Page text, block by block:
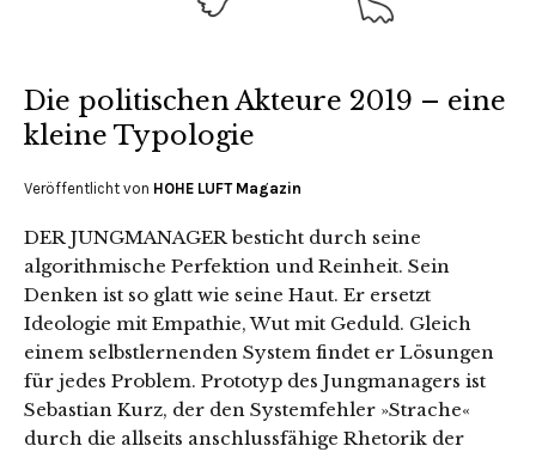
Die politischen Akteure 2019 – eine
kleine Typologie
Veröffentlicht von HOHE LUFT Magazin
DER JUNGMANAGER besticht durch seine
algorithmische Perfektion und Reinheit. Sein
Denken ist so glatt wie seine Haut. Er ersetzt
Ideologie mit Empathie, Wut mit Geduld. Gleich
einem selbstlernenden System findet er Lösungen
für jedes Problem. Prototyp des Jungmanagers ist
Sebastian Kurz, der den Systemfehler »Strache«
durch die allseits anschlussfähige Rhetorik der